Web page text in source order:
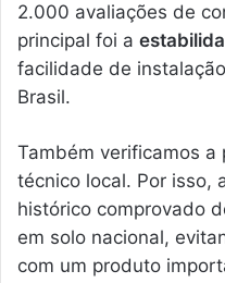
2.000 avaliações de
principal foi a
facilidade de
Brasil.
Também verificamos a
técnico local. Por isso,
histórico comprovado
em solo nacional,
com um produto